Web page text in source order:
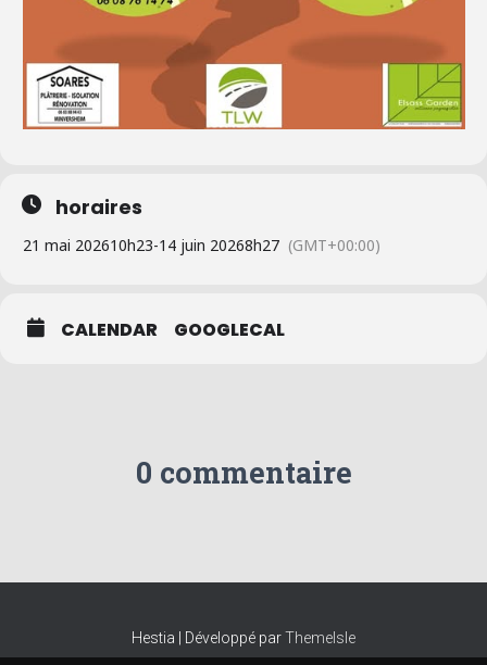
horaires
21 mai 202610h23-14 juin 20268h27 (GMT+00:00)
CALENDAR GOOGLECAL
0 commentaire
Hestia | Développé parThemeIsle